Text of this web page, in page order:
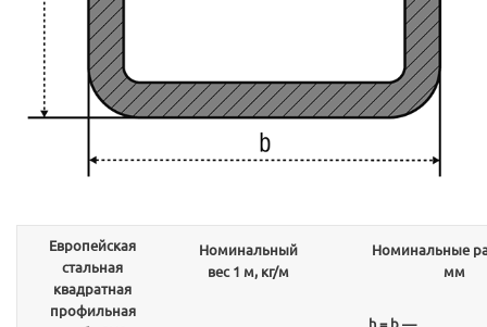
Европейская
стальная
квадратная
профильная
Номинальный
вес 1 м, кг/м
Номинальные
мм
h = b —